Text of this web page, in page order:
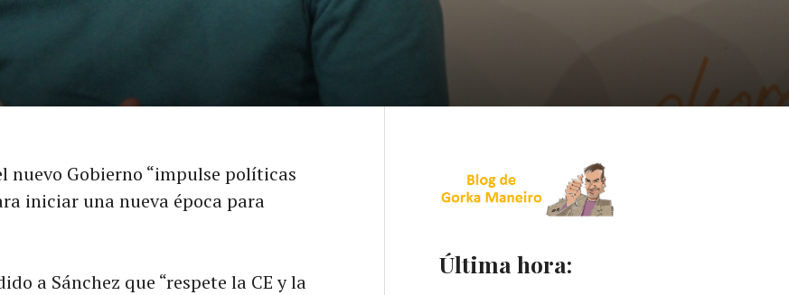
nuevo Gobierno “impulse políticas
iniciar una nueva época para
a Sánchez que “respete la CE y la
Última hora: